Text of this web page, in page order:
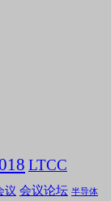
LTCC
议 会议论坛 半导体